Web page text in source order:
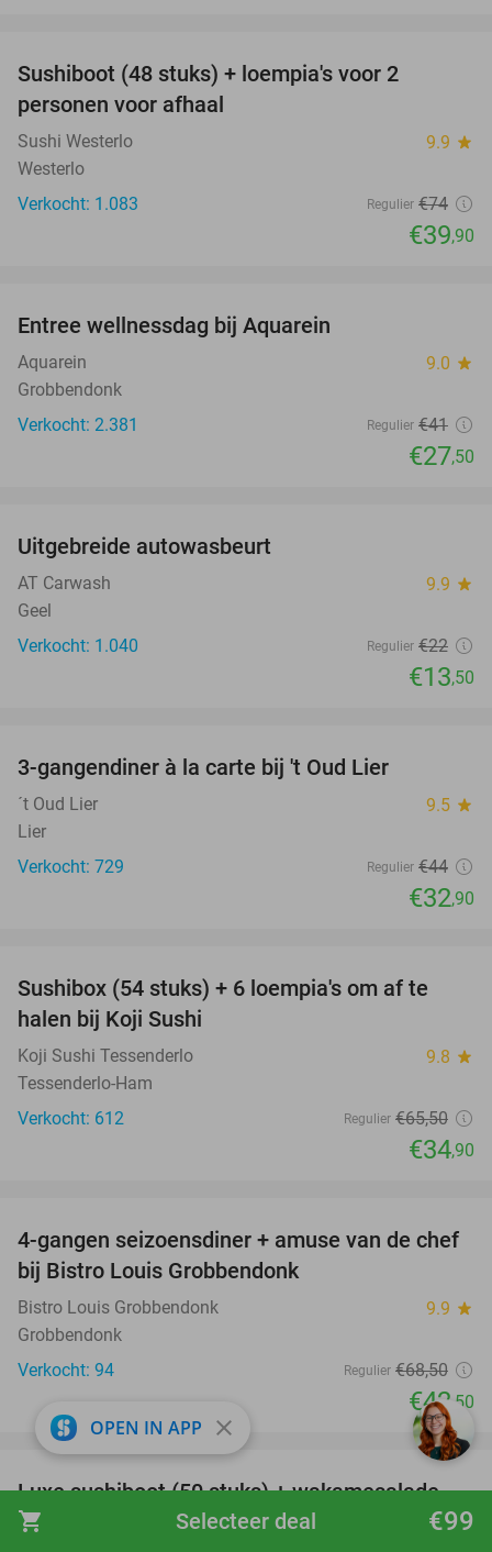
shopping_cart €99
Selecteer deal
Sushiboot (48 stuks) + loempia's voor 2
personen voor afhaal
Sushi Westerlo 9.9 star
Westerlo
Verkocht: 1.083
Regulier €74
€39,90
Entree wellnessdag bij Aquarein
Aquarein 9.0 star
Grobbendonk
Verkocht: 2.381
Regulier €41
€27,50
Uitgebreide autowasbeurt
AT Carwash 9.9 star
Geel
Verkocht: 1.040
Regulier €22
€13,50
3-gangendiner à la carte bij 't Oud Lier
´t Oud Lier 9.5 star
Lier
Verkocht: 729
Regulier €44
€32,90
47%
Sushibox (54 stuks) + 6 loempia's om af te
halen bij Koji Sushi
Koji Sushi Tessenderlo 9.8 star
Tessenderlo-Ham
Verkocht: 612
Regulier €65,50
€34,90
38%
4-gangen seizoensdiner + amuse van de chef
bij Bistro Louis Grobbendonk
Bistro Louis Grobbendonk 9.9 star
Grobbendonk
Verkocht: 94
Regulier €68,50
€42 ,50
55%
favorite_border
Luxe sushiboot (50 stuks) + wakamesalade
voor 2 personen voor afhaal bij Nigiri Sushi
OPEN IN APP close